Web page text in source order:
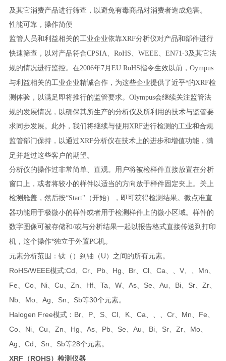
及其它消费产品进行筛查，以避免有毒商品对消费者造成危害。
性能可靠，操作简便
监管人员和利益相关的工业企业依靠XRF分析仪对产品和部件进行
快速筛查，以对产品符合CPSIA RoHS WEEE EN71-3及其它法
规的情况进行监控。在2006年7月 EU RoHS指令生效以前， Oympus
与利益相关的工业企业精诚合作，为这些企业提供了近乎*的XRF检
测体验，以满足即将推行的监管要求。 Olympus会继续关注监管法
规的发展情况，以确保其所生产的分析仪及所利用的技术与监管要
求同步发展。此外，我们将继续与使用XRF进行检测的工业和合规
监管部门保持，以通过XRF分析仪在技术上的进步和增值功能，满
足并超过这些客户的期望。
分析仪的操作过非常简单、直观。用户将被检样件直接放置在分析
窗口上，或者将较小的样件以适当的方向放于样件固定夹上。关上
检测舱盖，然后按“Start" （开始），即可获得检测结果。微点准直
器功能用于极微小的样件或者用于检测样件上的微小区域。样件的
数字图像可被存储和/或与分析结果一起以报告格式直接传送到打印
机，这个操作*独立于外置PC机。
元素分析范围：钛（ ）到铀（ U ）之间的所有元素。
RoHS/WEEE模式:Cd Cr、 Pb、 Hg Br、 Cl、 Ca V、 Mn
Fe Co、 Ni、 Cu Zn Hf、 Ta W、 As、 Se Au Bi、 Sr、 Zr、
Nb、 Mo、 Ag Sn Sb等30个元素。
Halogen Free模式： Br、 P、 S、 Cl、 K、 Ca Cr、 Mn Fe
Co、 Ni、 Cu Zn Hg As、 Pb、 Se Au Bi、 Sr、 Zr、 Mo、
Ag Cd Sn Sb等28个元素。
XRF（ROHS）检测仪器